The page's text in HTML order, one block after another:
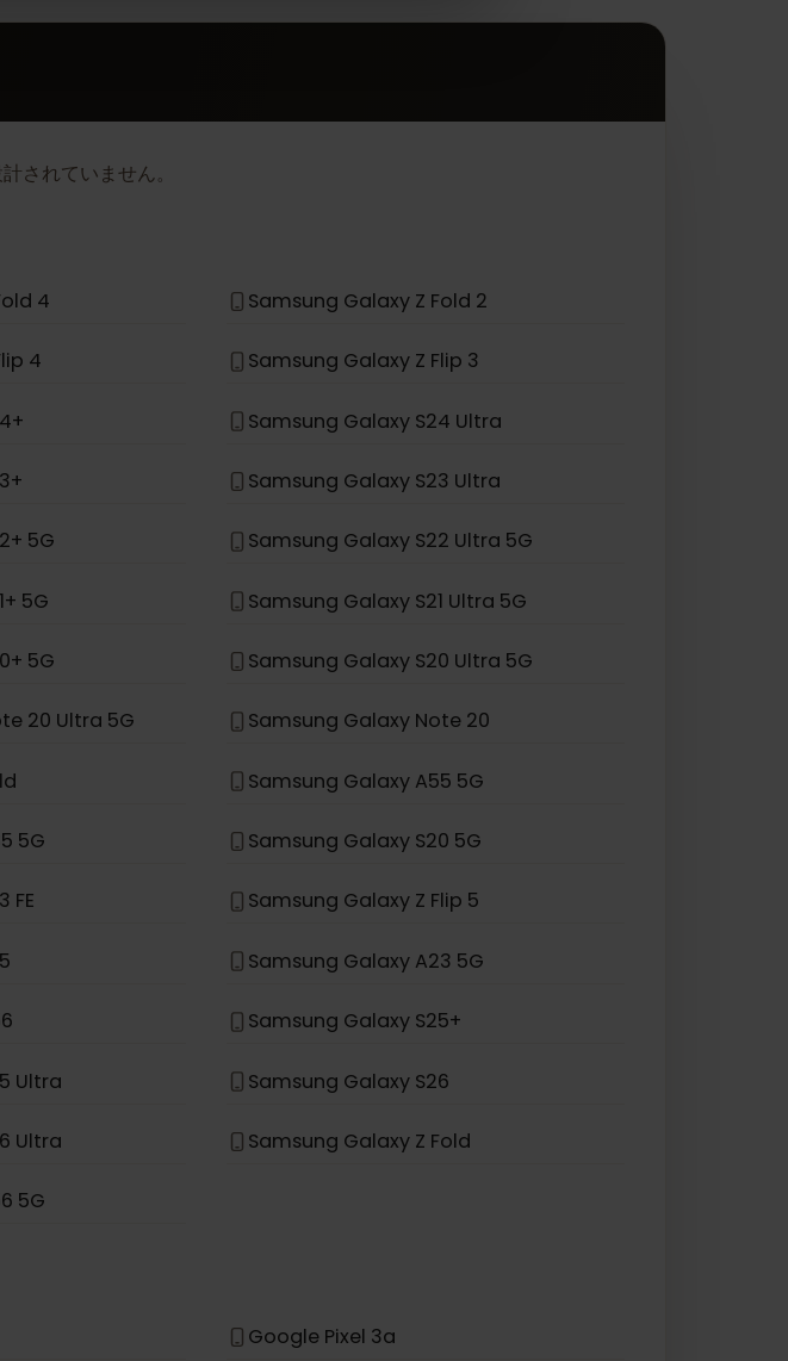
のデバイスでも動作します。
Fold 4 Samsung Galaxy Z Fold 2
Flip 4 Samsung Galaxy Z Flip 3
Samsung Galaxy S24 Ultra
Samsung Galaxy S23 Ultra
S22+ 5G Samsung Galaxy S22 Ultra 5G
5G Samsung Galaxy S21 Ultra 5G
5G Samsung Galaxy S20 Ultra 5G
Note 20 Ultra 5G Samsung Galaxy Note 20
Fold Samsung Galaxy A55 5G
A35 5G Samsung Galaxy S20 5G
FE Samsung Galaxy Z Flip 5
S26 Ultra